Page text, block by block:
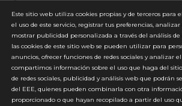
Acepto y estoy de acuerdo con lapolítica
*
Este sitio web utiliza cookies propias y de terceros para
el uso de este servicio, registrar tus preferencias,
mostrar publicidad personalizada a través del análisis
las cookies de este sitio web se pueden utilizar para
anuncios, ofrecer funciones de redes sociales y analizar
compartimos información sobre el uso que haga del
de redes sociales, publicidad y análisis web que podrán
del EEE, quienes pueden combinarla con otra
proporcionado o que hayan recopilado a partir del uso